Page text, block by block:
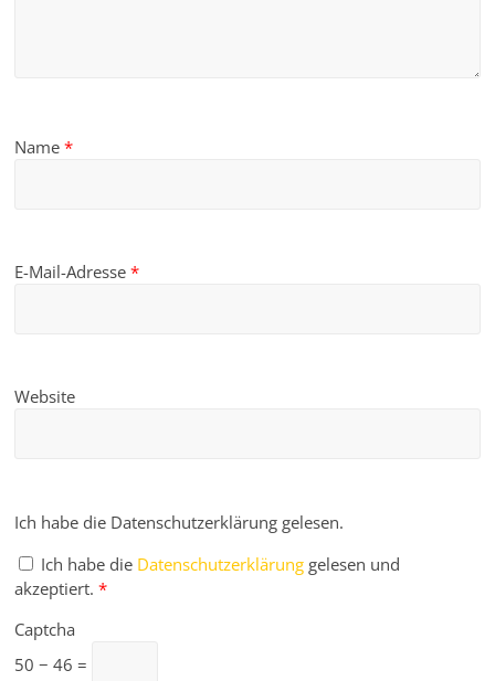
Name*
E-Mail-Adresse*
Website
Ich habe die Datenschutzerklärung gelesen.
Ich habe die Datenschutzerklärung gelesen und
akzeptiert. *
Captcha
50 − 46 =